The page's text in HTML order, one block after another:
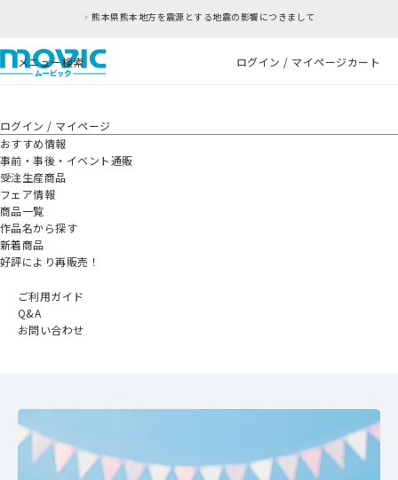
熊本県熊本地方を震源とする地震の影響につきまして
メニュー検索 ログイン / マイページカート
ログイン / マイページ
おすすめ情報
事前・事後・イベント通販
受注生産商品
フェア情報
商品一覧
作品名から探す
新着商品
好評により再販売！
ご利用ガイド
Q&A
お問い合わせ